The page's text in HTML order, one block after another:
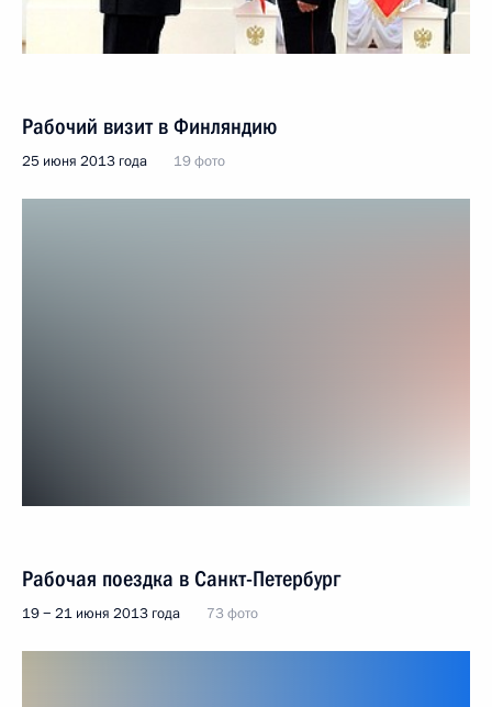
Рабочий визит в Финляндию
25 июня 2013 года 19 фото
Рабочая поездка в Санкт-Петербург
19 − 21 июня 2013 года 73 фото